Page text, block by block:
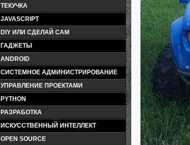
ТЕКУЧКА
JAVASCRIPT
DIY ИЛИ СДЕЛАЙ САМ
ГАДЖЕТЫ
ANDROID
СИСТЕМНОЕ АДМИНИСТРИРОВАНИЕ
УПРАВЛЕНИЕ ПРОЕКТАМИ
PYTHON
РАЗРАБОТКА
ИСКУССТВЕННЫЙ ИНТЕЛЛЕКТ
OPEN SOURCE